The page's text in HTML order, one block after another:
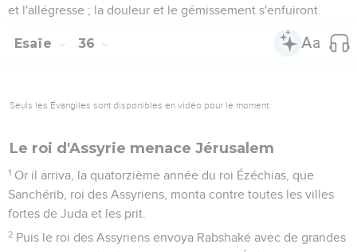
et l'allégresse ; la douleur et le gémissement s'enfuiront.
Esaïe 36
Seuls les Évangiles sont disponibles en vidéo pour le moment.
Le roi d'Assyrie menace Jérusalem
1 Or il arriva, la quatorzième année du roi Ézéchias, que
Sanchérib, roi des Assyriens, monta contre toutes les villes
fortes de Juda et les prit.
2 Puis le roi des Assyriens envoya Rabshaké avec de grandes